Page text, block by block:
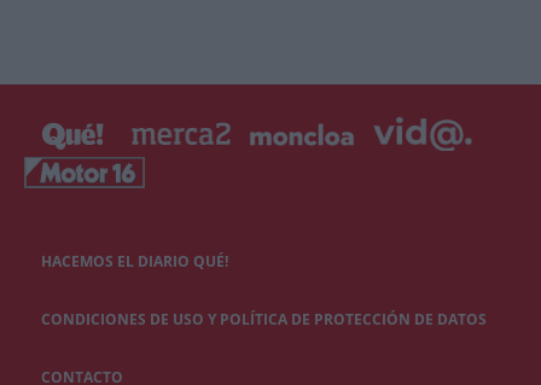
HACEMOS EL DIARIO QUÉ!
CONDICIONES DE USO Y POLÍTICA DE PROTECCIÓN DE DATOS
CONTACTO